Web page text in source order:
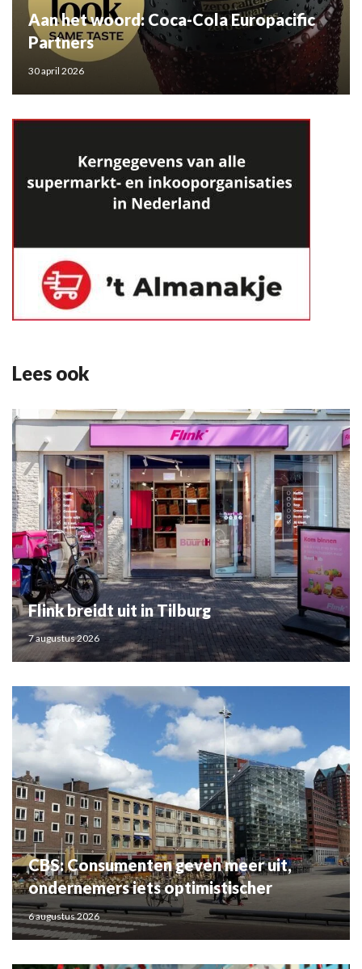
Aan het woord: Coca-Cola Europacific
Partners
30 april 2026
Lees ook
Flink breidt uit in Tilburg
7 augustus 2026
CBS: Consumenten geven meer uit,
ondernemers iets optimistischer
6 augustus 2026